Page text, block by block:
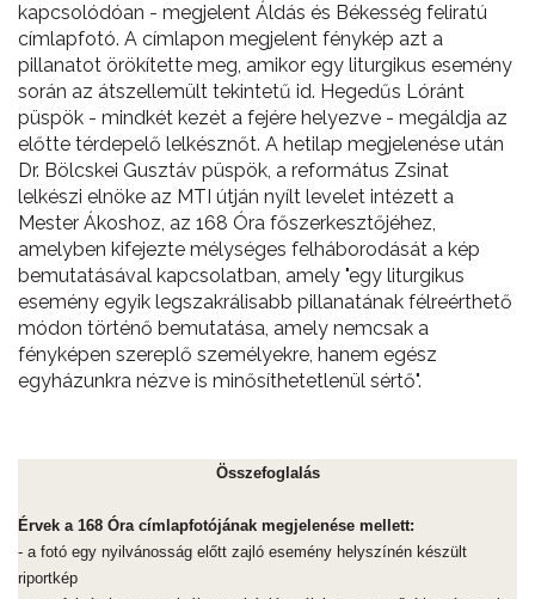
kapcsolódóan - megjelent Áldás és Békesség feliratú
címlapfotó. A címlapon megjelent fénykép azt a
pillanatot örökítette meg, amikor egy liturgikus esemény
során az átszellemült tekintetű id. Hegedűs Lóránt
püspök - mindkét kezét a fejére helyezve - megáldja az
előtte térdepelő lelkésznőt. A hetilap megjelenése után
Dr. Bölcskei Gusztáv püspök, a református Zsinat
lelkészi elnöke az MTI útján nyílt levelet intézett a
Mester Ákoshoz, az 168 Óra főszerkesztőjéhez,
amelyben kifejezte mélységes felháborodását a kép
bemutatásával kapcsolatban, amely "egy liturgikus
esemény egyik legszakrálisabb pillanatának félreérthető
módon történő bemutatása, amely nemcsak a
fényképen szereplő személyekre, hanem egész
egyházunkra nézve is minősíthetetlenül sértő".
Összefoglalás
Érvek a 168 Óra címlapfotójának megjelenése mellett:
- a fotó egy nyilvánosság előtt zajló esemény helyszínén készült
riportkép